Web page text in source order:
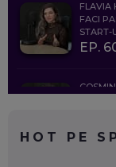
FLAVIA
FACI
START-
EP.
HOT PE